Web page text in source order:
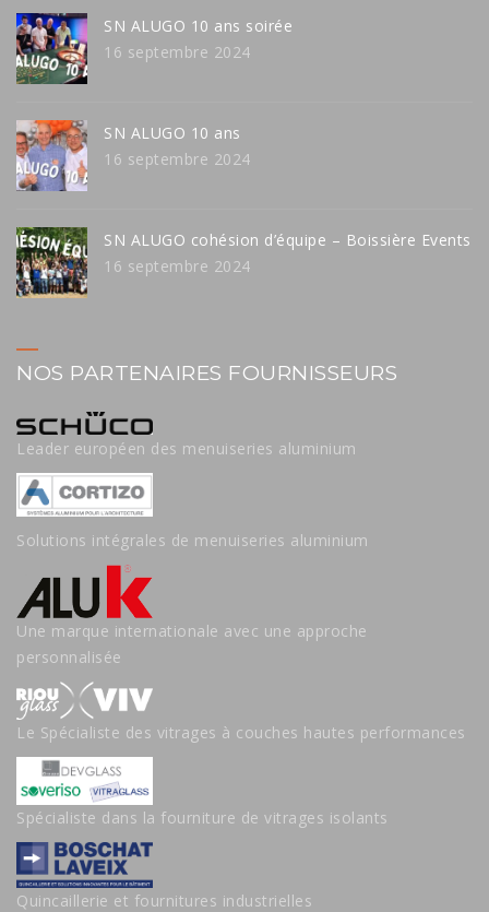
SN ALUGO 10 ans soirée
16 septembre 2024
SN ALUGO 10 ans
16 septembre 2024
SN ALUGO cohésion d’équipe – Boissière Events
16 septembre 2024
NOS PARTENAIRES FOURNISSEURS
Leader européen des menuiseries aluminium
Solutions intégrales de menuiseries aluminium
Une marque internationale avec une approche
personnalisée
Le Spécialiste des vitrages à couches hautes performances
Spécialiste dans la fourniture de vitrages isolants
Quincaillerie et fournitures industrielles